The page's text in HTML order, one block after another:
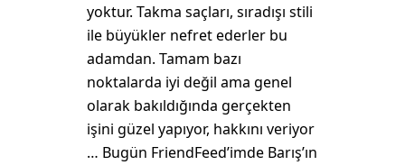
yoktur. Takma saçları, sıradışı stili
ile büyükler nefret ederler bu
adamdan. Tamam bazı
noktalarda iyi değil ama genel
olarak bakıldığında gerçekten
işini güzel yapıyor, hakkını veriyor
… Bugün FriendFeed’imde Barış’ın